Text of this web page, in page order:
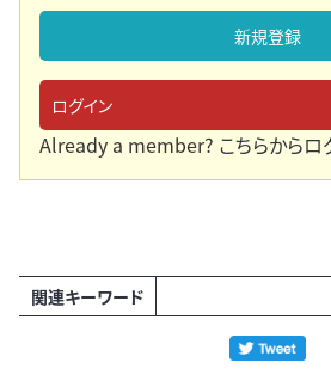
新規登録
ログイン
Already a member? こちらからロ
関連キーワード